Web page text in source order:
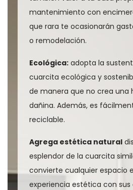
mantenimiento con
que rara te ocasionarán
o remodelación.
Ecológica:adopta la
cuarcita ecológica y
de manera que no crea una
dañina. Además, es
reciclable.
Agrega estética natural
esplendor de la cuarcita
convierte cualquier espacio
experiencia estética con sus